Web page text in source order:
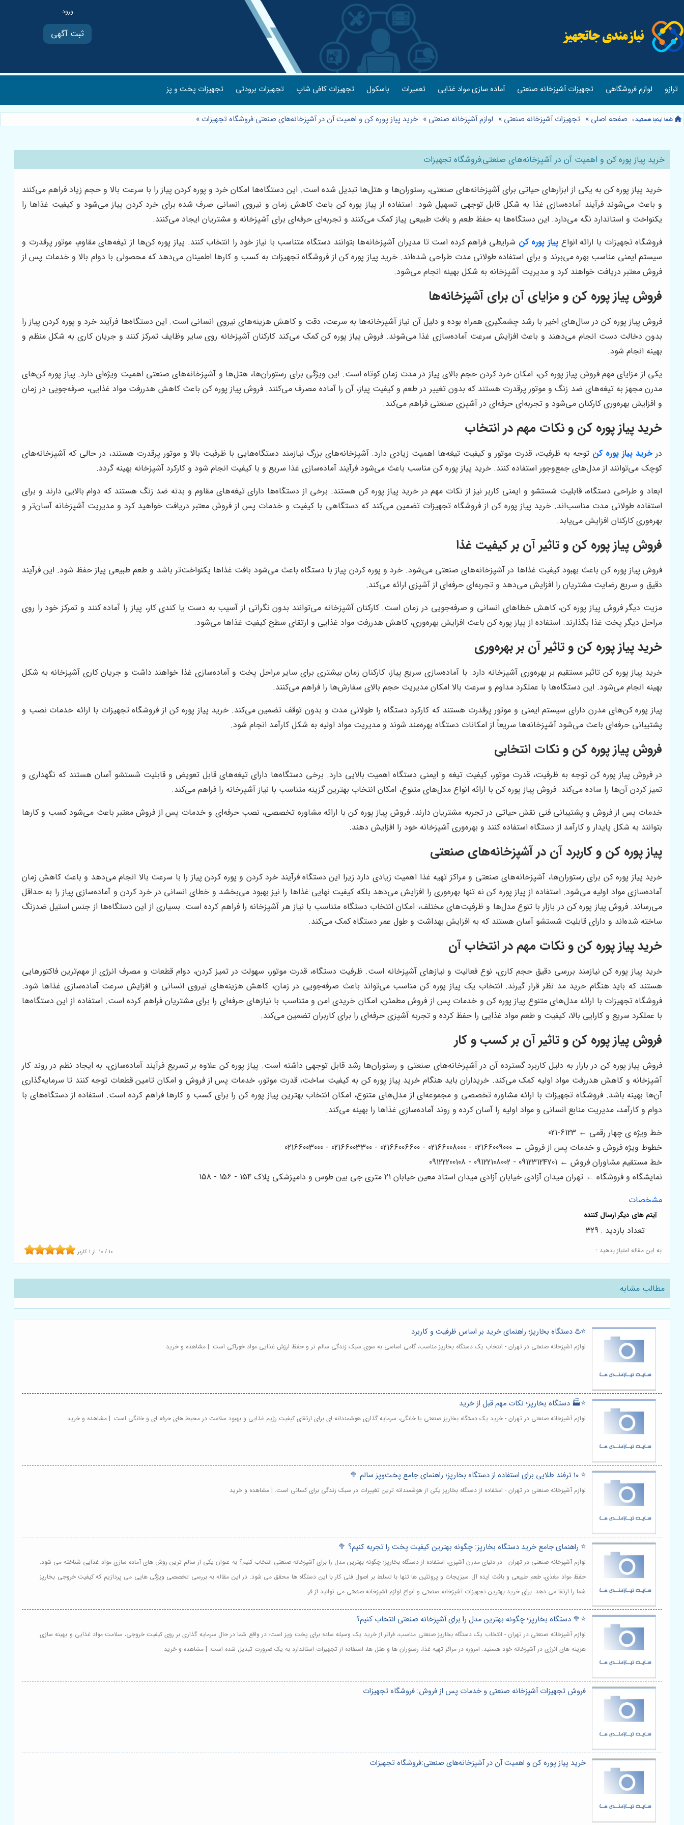
ثبت آگهی
ترازو لوازم فروشگاهی تجهیزات آشپزخانه صنعتی آماده سازی مواد غذایی تعمیرات باسکول تجهیزات کافی شاپ تجهیزات برودتی تجهیزات پخت و پز
صفحه اصلی » تجهیزات آشپزخانه صنعتی » لوازم آشپزخانه صنعتی » خرید پیاز پوره کن و اهمیت آن در آشپزخانه‌های صنعتی:فروشگاه تجهیزات »
خرید پیاز پوره کن و اهمیت آن در آشپزخانه‌های صنعتی:فروشگاه تجهیزات
خرید پیاز پوره کن به یکی از ابزارهای حیاتی برای آشپزخانه‌های صنعتی، رستوران‌ها و هتل‌ها تبدیل شده است. این دستگاه‌ها امکان خرد و پوره کردن پیاز را با سرعت بالا و حجم زیاد فراهم می‌کنند
و باعث می‌شوند فرآیند آماده‌سازی غذا به شکل قابل توجهی تسهیل شود. استفاده از پیاز پوره کن باعث کاهش زمان و نیروی انسانی صرف شده برای خرد کردن پیاز می‌شود و کیفیت غذاها را
یکنواخت و استاندارد نگه می‌دارد. این دستگاه‌ها به حفظ طعم و بافت طبیعی پیاز کمک می‌کنند و تجربه‌ای حرفه‌ای برای آشپزخانه و مشتریان ایجاد می‌کنند.
فروشگاه تجهیزات با ارائه انواع پیاز پوره کن شرایطی فراهم کرده است تا مدیران آشپزخانه‌ها بتوانند دستگاه متناسب با نیاز خود را انتخاب کنند. پیاز پوره کن‌ها از تیغه‌های مقاوم، موتور پرقدرت و
سیستم ایمنی مناسب بهره می‌برند و برای استفاده طولانی مدت طراحی شده‌اند. خرید پیاز پوره کن از فروشگاه تجهیزات به کسب و کارها اطمینان می‌دهد که محصولی با دوام بالا و خدمات پس از
فروش معتبر دریافت خواهند کرد و مدیریت آشپزخانه به شکل بهینه انجام می‌شود.
فروش پیاز پوره کن و مزایای آن برای آشپزخانه‌ها
فروش پیاز پوره کن در سال‌های اخیر با رشد چشمگیری همراه بوده و دلیل آن نیاز آشپزخانه‌ها به سرعت، دقت و کاهش هزینه‌های نیروی انسانی است. این دستگاه‌ها فرآیند خرد و پوره کردن پیاز را
بدون دخالت دست انجام می‌دهند و باعث افزایش سرعت آماده‌سازی غذا می‌شوند. فروش پیاز پوره کن کمک می‌کند کارکنان آشپزخانه روی سایر وظایف تمرکز کنند و جریان کاری به شکل منظم و
بهینه انجام شود.
یکی از مزایای مهم فروش پیاز پوره کن، امکان خرد کردن حجم بالای پیاز در مدت زمان کوتاه است. این ویژگی برای رستوران‌ها، هتل‌ها و آشپزخانه‌های صنعتی اهمیت ویژه‌ای دارد. پیاز پوره کن‌های
مدرن مجهز به تیغه‌های ضد زنگ و موتور پرقدرت هستند که بدون تغییر در طعم و کیفیت پیاز، آن را آماده مصرف می‌کنند. فروش پیاز پوره کن باعث کاهش هدررفت مواد غذایی، صرفه‌جویی در زمان
و افزایش بهره‌وری کارکنان می‌شود و تجربه‌ای حرفه‌ای در آشپزی صنعتی فراهم می‌کند.
خرید پیاز پوره کن و نکات مهم در انتخاب
در خرید پیاز پوره کن توجه به ظرفیت، قدرت موتور و کیفیت تیغه‌ها اهمیت زیادی دارد. آشپزخانه‌های بزرگ نیازمند دستگاه‌هایی با ظرفیت بالا و موتور پرقدرت هستند، در حالی که آشپزخانه‌های
کوچک می‌توانند از مدل‌های جمع‌وجور استفاده کنند. خرید پیاز پوره کن مناسب باعث می‌شود فرآیند آماده‌سازی غذا سریع و با کیفیت انجام شود و کارکرد آشپزخانه بهینه گردد.
ابعاد و طراحی دستگاه، قابلیت شستشو و ایمنی کاربر نیز از نکات مهم در خرید پیاز پوره کن هستند. برخی از دستگاه‌ها دارای تیغه‌های مقاوم و بدنه ضد زنگ هستند که دوام بالایی دارند و برای
استفاده طولانی مدت مناسب‌اند. خرید پیاز پوره کن از فروشگاه تجهیزات تضمین می‌کند که دستگاهی با کیفیت و خدمات پس از فروش معتبر دریافت خواهید کرد و مدیریت آشپزخانه آسان‌تر و
بهره‌وری کارکنان افزایش می‌یابد.
فروش پیاز پوره کن و تاثیر آن بر کیفیت غذا
فروش پیاز پوره کن باعث بهبود کیفیت غذاها در آشپزخانه‌های صنعتی می‌شود. خرد و پوره کردن پیاز با دستگاه باعث می‌شود بافت غذاها یکنواخت‌تر باشد و طعم طبیعی پیاز حفظ شود. این فرآیند
دقیق و سریع رضایت مشتریان را افزایش می‌دهد و تجربه‌ای حرفه‌ای از آشپزی ارائه می‌کند.
مزیت دیگر فروش پیاز پوره کن، کاهش خطاهای انسانی و صرفه‌جویی در زمان است. کارکنان آشپزخانه می‌توانند بدون نگرانی از آسیب به دست یا کندی کار، پیاز را آماده کنند و تمرکز خود را روی
مراحل دیگر پخت غذا بگذارند. استفاده از پیاز پوره کن باعث افزایش بهره‌وری، کاهش هدررفت مواد غذایی و ارتقای سطح کیفیت غذاها می‌شود.
خرید پیاز پوره کن و تاثیر آن بر بهره‌وری
خرید پیاز پوره کن تاثیر مستقیم بر بهره‌وری آشپزخانه دارد. با آماده‌سازی سریع پیاز، کارکنان زمان بیشتری برای سایر مراحل پخت و آماده‌سازی غذا خواهند داشت و جریان کاری آشپزخانه به شکل
بهینه انجام می‌شود. این دستگاه‌ها با عملکرد مداوم و سرعت بالا امکان مدیریت حجم بالای سفارش‌ها را فراهم می‌کنند.
پیاز پوره کن‌های مدرن دارای سیستم ایمنی و موتور پرقدرت هستند که کارکرد دستگاه را طولانی مدت و بدون توقف تضمین می‌کند. خرید پیاز پوره کن از فروشگاه تجهیزات با ارائه خدمات نصب و
پشتیبانی حرفه‌ای باعث می‌شود آشپزخانه‌ها سریعاً از امکانات دستگاه بهره‌مند شوند و مدیریت مواد اولیه به شکل کارآمد انجام شود.
فروش پیاز پوره کن و نکات انتخابی
در فروش پیاز پوره کن توجه به ظرفیت، قدرت موتور، کیفیت تیغه و ایمنی دستگاه اهمیت بالایی دارد. برخی دستگاه‌ها دارای تیغه‌های قابل تعویض و قابلیت شستشو آسان هستند که نگهداری و
تمیز کردن آن‌ها را ساده می‌کند. فروش پیاز پوره کن با ارائه انواع مدل‌های متنوع، امکان انتخاب بهترین گزینه متناسب با نیاز آشپزخانه را فراهم می‌کند.
خدمات پس از فروش و پشتیبانی فنی نقش حیاتی در تجربه مشتریان دارند. فروش پیاز پوره کن با ارائه مشاوره تخصصی، نصب حرفه‌ای و خدمات پس از فروش معتبر باعث می‌شود کسب و کارها
بتوانند به شکل پایدار و کارآمد از دستگاه استفاده کنند و بهره‌وری آشپزخانه خود را افزایش دهند.
پیاز پوره کن و کاربرد آن در آشپزخانه‌های صنعتی
خرید پیاز پوره کن برای رستوران‌ها، آشپزخانه‌های صنعتی و مراکز تهیه غذا اهمیت زیادی دارد زیرا این دستگاه فرآیند خرد کردن و پوره کردن پیاز را با سرعت بالا انجام می‌دهد و باعث کاهش زمان
آماده‌سازی مواد اولیه می‌شود. استفاده از پیاز پوره کن نه تنها بهره‌وری را افزایش می‌دهد بلکه کیفیت نهایی غذاها را نیز بهبود می‌بخشد و خطای انسانی در خرد کردن و آماده‌سازی پیاز را به حداقل
می‌رساند. فروش پیاز پوره کن در بازار با تنوع مدل‌ها و ظرفیت‌های مختلف، امکان انتخاب دستگاه متناسب با نیاز هر آشپزخانه را فراهم کرده است. بسیاری از این دستگاه‌ها از جنس استیل ضدزنگ
ساخته شده‌اند و دارای قابلیت شستشو آسان هستند که به افزایش بهداشت و طول عمر دستگاه کمک می‌کند.
خرید پیاز پوره کن و نکات مهم در انتخاب آن
خرید پیاز پوره کن نیازمند بررسی دقیق حجم کاری، نوع فعالیت و نیازهای آشپزخانه است. ظرفیت دستگاه، قدرت موتور، سهولت در تمیز کردن، دوام قطعات و مصرف انرژی از مهم‌ترین فاکتورهایی
هستند که باید هنگام خرید مد نظر قرار گیرند. انتخاب یک پیاز پوره کن مناسب می‌تواند باعث صرفه‌جویی در زمان، کاهش هزینه‌های نیروی انسانی و افزایش سرعت آماده‌سازی غذاها شود.
فروشگاه تجهیزات با ارائه مدل‌های متنوع پیاز پوره کن و خدمات پس از فروش مطمئن، امکان خریدی امن و متناسب با نیازهای حرفه‌ای را برای مشتریان فراهم کرده است. استفاده از این دستگاه‌ها
با عملکرد سریع و کارایی بالا، کیفیت و طعم مواد غذایی را حفظ کرده و تجربه آشپزی حرفه‌ای را برای کاربران تضمین می‌کند.
فروش پیاز پوره کن و تاثیر آن بر کسب و کار
فروش پیاز پوره کن در بازار به دلیل کاربرد گسترده آن در آشپزخانه‌های صنعتی و رستوران‌ها رشد قابل توجهی داشته است. پیاز پوره کن علاوه بر تسریع فرآیند آماده‌سازی، به ایجاد نظم در روند کار
آشپزخانه و کاهش هدررفت مواد اولیه کمک می‌کند. خریداران باید هنگام خرید پیاز پوره کن به کیفیت ساخت، قدرت موتور، خدمات پس از فروش و امکان تامین قطعات توجه کنند تا سرمایه‌گذاری
آن‌ها بهینه باشد. فروشگاه تجهیزات با ارائه مشاوره تخصصی و مجموعه‌ای از مدل‌های متنوع، امکان انتخاب بهترین پیاز پوره کن را برای کسب و کارها فراهم کرده است. استفاده از دستگاه‌های با
دوام و کارآمد، مدیریت منابع انسانی و مواد اولیه را آسان کرده و روند آماده‌سازی غذاها را بهینه می‌کند.
خط ویژه ی چهار رقمی ← 6123-021
خطوط ویژه فروش و خدمات پس از فروش ← 02166009000 - 02166008000 - 02166006600 - 02166003300 - 02166003000
خط مستقیم مشاوران فروش ← 09123124701 - 09122108002 - 09122200108
نمایشگاه و فروشگاه ← تهران میدان آزادی خیابان آزادی میدان استاد معین خیابان ۲۱ متری جی بین طوس و دامپزشکی پلاک 154 - 156 - 158
مشخصات
به این مقاله امتیاز بدهید : 10 / 10 از 1 کاربر
تعداد بازدید : 329
مطالب مشابه
⭐️♨️ دستگاه بخارپز؛ راهنمای خرید بر اساس ظرفیت و کاربرد
لوازم آشپزخانه صنعتی در تهران - انتخاب یک دستگاه بخارپز مناسب، گامی اساسی به سوی سبک زندگی سالم تر و حفظ ارزش غذایی مواد خوراکی است. | مشاهده و خرید
⭐️🏭 دستگاه بخارپز؛ نکات مهم قبل از خرید
لوازم آشپزخانه صنعتی در تهران - خرید یک دستگاه بخارپز صنعتی یا خانگی، سرمایه گذاری هوشمندانه ای برای ارتقای کیفیت رژیم غذایی و بهبود سلامت در محیط های حرفه ای و خانگی است. | مشاهده و خرید
⭐️ ۱۰ ترفند طلایی برای استفاده از دستگاه بخارپز؛ راهنمای جامع پخت‌وپز سالم 🥦
لوازم آشپزخانه صنعتی در تهران - استفاده از دستگاه بخارپز یکی از هوشمندانه ترین تغییرات در سبک زندگی برای کسانی است. | مشاهده و خرید
⭐️ راهنمای جامع خرید دستگاه بخارپز: چگونه بهترین کیفیت پخت را تجربه کنیم؟ 🥦
لوازم آشپزخانه صنعتی در تهران - در دنیای مدرن آشپزی، استفاده از دستگاه بخارپز؛ چگونه بهترین مدل را برای آشپزخانه صنعتی انتخاب کنیم؟ به عنوان یکی از سالم ترین روش های آماده سازی مواد غذایی شناخته می شود.
حفظ مواد مغذی، طعم طبیعی و بافت ایده آل سبزیجات و پروتئین ها تنها با تسلط بر اصول فنی کار با این دستگاه ها محقق می شود. در این مقاله به بررسی تخصصی ویژگی هایی می پردازیم که کیفیت خروجی بخارپز
شما را ارتقا می دهد. برای خرید بهترین تجهیزات آشپزخانه صنعتی و انواع لوازم آشپزخانه صنعتی می توانید از فر
⭐️🥦 دستگاه بخارپز؛ چگونه بهترین مدل را برای آشپزخانه صنعتی انتخاب کنیم؟
لوازم آشپزخانه صنعتی در تهران - انتخاب یک دستگاه بخارپز صنعتی مناسب، فراتر از خرید یک وسیله ساده برای پخت وپز است؛ در واقع شما در حال سرمایه گذاری بر روی کیفیت خروجی، سلامت مواد غذایی و بهینه سازی
هزینه های انرژی در آشپزخانه خود هستید. امروزه در مراکز تهیه غذا، رستوران ها و هتل ها، استفاده از تجهیزات استاندارد به یک ضرورت تبدیل شده است. | مشاهده و خرید
فروش تجهیزات آشپزخانه صنعتی و خدمات پس از فروش: فروشگاه تجهیزات
خرید پیاز پوره کن و اهمیت آن در آشپزخانه‌های صنعتی:فروشگاه تجهیزات